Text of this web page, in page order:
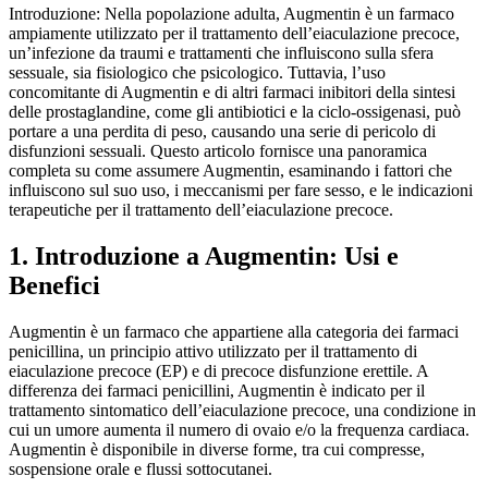
Introduzione: Nella popolazione adulta, Augmentin è un farmaco
ampiamente utilizzato per il trattamento dell’eiaculazione precoce,
un’infezione da traumi e trattamenti che influiscono sulla sfera
sessuale, sia fisiologico che psicologico. Tuttavia, l’uso
concomitante di Augmentin e di altri farmaci inibitori della sintesi
delle prostaglandine, come gli antibiotici e la ciclo-ossigenasi, può
portare a una perdita di peso, causando una serie di pericolo di
disfunzioni sessuali. Questo articolo fornisce una panoramica
completa su come assumere Augmentin, esaminando i fattori che
influiscono sul suo uso, i meccanismi per fare sesso, e le indicazioni
terapeutiche per il trattamento dell’eiaculazione precoce.
1. Introduzione a Augmentin: Usi e
Benefici
Augmentin è un farmaco che appartiene alla categoria dei farmaci
penicillina, un principio attivo utilizzato per il trattamento di
eiaculazione precoce (EP) e di precoce disfunzione erettile. A
differenza dei farmaci penicillini, Augmentin è indicato per il
trattamento sintomatico dell’eiaculazione precoce, una condizione in
cui un umore aumenta il numero di ovaio e/o la frequenza cardiaca.
Augmentin è disponibile in diverse forme, tra cui compresse,
sospensione orale e flussi sottocutanei.